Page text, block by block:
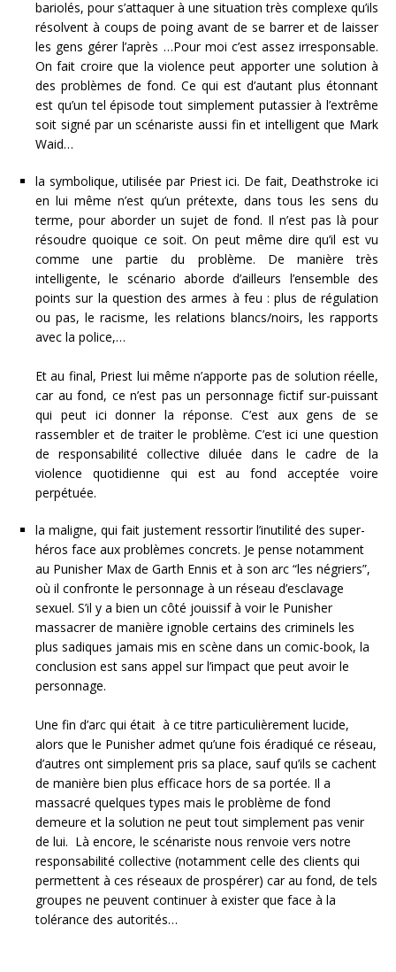
bariolés, pour s’attaquer à une situation très complexe qu’ils
résolvent à coups de poing avant de se barrer et de laisser
les gens gérer l’après …Pour moi c’est assez irresponsable.
On fait croire que la violence peut apporter une solution à
des problèmes de fond. Ce qui est d’autant plus étonnant
est qu’un tel épisode tout simplement putassier à l’extrême
soit signé par un scénariste aussi fin et intelligent que Mark
Waid…
la symbolique, utilisée par Priest ici. De fait, Deathstroke ici
en lui même n’est qu’un prétexte, dans tous les sens du
terme, pour aborder un sujet de fond. Il n’est pas là pour
résoudre quoique ce soit. On peut même dire qu’il est vu
comme une partie du problème. De manière très
intelligente, le scénario aborde d’ailleurs l’ensemble des
points sur la question des armes à feu : plus de régulation
ou pas, le racisme, les relations blancs/noirs, les rapports
avec la police,…
Et au final, Priest lui même n’apporte pas de solution réelle,
car au fond, ce n’est pas un personnage fictif sur-puissant
qui peut ici donner la réponse. C’est aux gens de se
rassembler et de traiter le problème. C’est ici une question
de responsabilité collective diluée dans le cadre de la
violence quotidienne qui est au fond acceptée voire
perpétuée.
la maligne, qui fait justement ressortir l’inutilité des super-
héros face aux problèmes concrets. Je pense notamment
au Punisher Max de Garth Ennis et à son arc “les négriers”,
où il confronte le personnage à un réseau d’esclavage
sexuel. S’il y a bien un côté jouissif à voir le Punisher
massacrer de manière ignoble certains des criminels les
plus sadiques jamais mis en scène dans un comic-book, la
conclusion est sans appel sur l’impact que peut avoir le
personnage.
Une fin d’arc qui était à ce titre particulièrement lucide,
alors que le Punisher admet qu’une fois éradiqué ce réseau,
d’autres ont simplement pris sa place, sauf qu’ils se cachent
de manière bien plus efficace hors de sa portée. Il a
massacré quelques types mais le problème de fond
demeure et la solution ne peut tout simplement pas venir
de lui. Là encore, le scénariste nous renvoie vers notre
responsabilité collective (notamment celle des clients qui
permettent à ces réseaux de prospérer) car au fond, de tels
groupes ne peuvent continuer à exister que face à la
tolérance des autorités…